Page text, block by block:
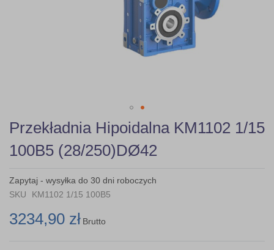
Skip
to
the
beginning
the
images
Przekładnia Hipoidalna KM1102 1/15
100B5 (28/250)DØ42
Zapytaj - wysyłka do 30 dni roboczych
SKU
KM1102 1/15 100B5
3234,90 zł Brutto